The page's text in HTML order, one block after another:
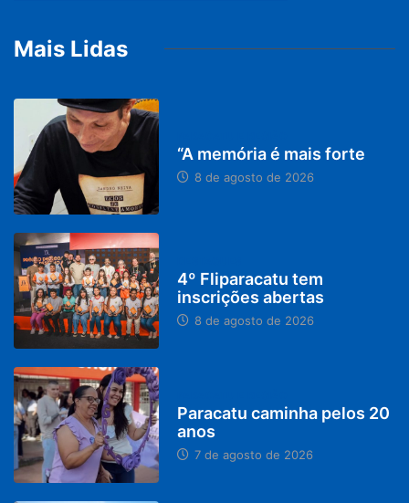
Mais Lidas
“A memória é mais forte
8 de agosto de 2026
4º Fliparacatu tem
inscrições abertas
8 de agosto de 2026
Paracatu caminha pelos 20
anos
7 de agosto de 2026